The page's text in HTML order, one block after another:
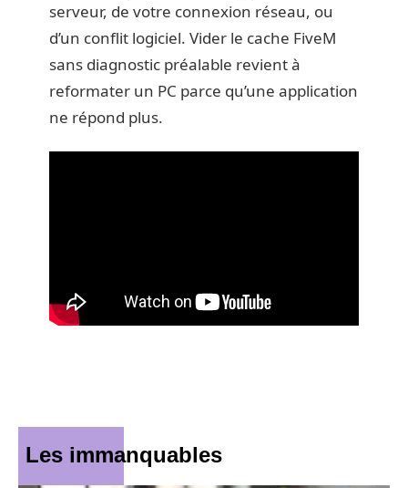
serveur, de votre connexion réseau, ou
d’un conflit logiciel. Vider le cache FiveM
sans diagnostic préalable revient à
reformater un PC parce qu’une application
ne répond plus.
Les immanquables